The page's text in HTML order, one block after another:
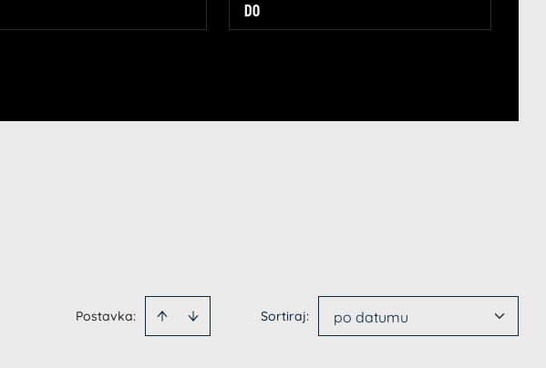
Postavka: Sortiraj: po datumu